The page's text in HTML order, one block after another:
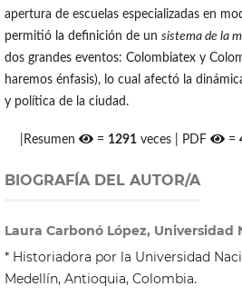
apertura de escuelas especializadas en
permitió la definición de un sistema de la
dos grandes eventos: Colombiatex y
haremos énfasis), lo cual afectó la
y política de la ciudad.
|Resumen = 1291 veces | PDF =
BIOGRAFÍA DEL AUTOR/A
Laura Carbonó López, Universidad
* Historiadora por la Universidad
Medellín, Antioquia, Colombia.